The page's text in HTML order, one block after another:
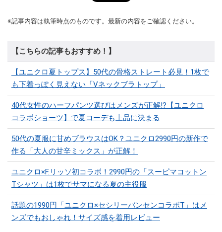
※記事内容は執筆時点のものです。最新の内容をご確認ください。
【こちらの記事もおすすめ！】
【ユニクロ夏トップス】50代の骨格ストレート必見！1枚で
も下着っぽく見えない「Vネックブラトップ」
40代女性のハーフパンツ選びはメンズが正解!?【ユニクロ
コラボショーツ】で夏コーデも上品に決まる
50代の夏服に甘めブラウスはOK？ユニクロ2990円の新作で
作る「大人の甘辛ミックス」が正解！
ユニクロ×F.リッソ初コラボ！2990円の「スーピマコットン
Tシャツ」は1枚でサマになる夏の主役服
話題の1990円「ユニクロ×セシリーバンセンコラボT」はメ
ンズでもおしゃれ！サイズ感を着用レビュー